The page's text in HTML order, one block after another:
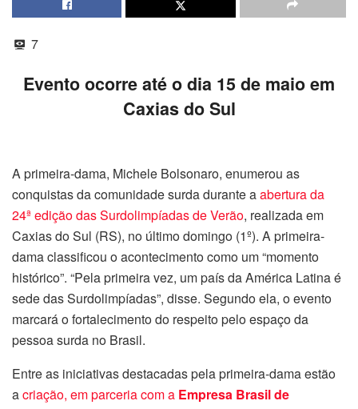
7
Evento ocorre até o dia 15 de maio em
Caxias do Sul
A primeira-dama, Michele Bolsonaro, enumerou as
conquistas da comunidade surda durante aabertura da
24ª edição das Surdolimpíadas de Verão, realizada em
Caxias do Sul (RS), no último domingo (1º). A primeira-
dama classificou o acontecimento como um “momento
histórico”. “Pela primeira vez, um país da América Latina é
sede das Surdolimpíadas”, disse. Segundo ela, o evento
marcará o fortalecimento do respeito pelo espaço da
pessoa surda no Brasil.
Entre as iniciativas destacadas pela primeira-dama estão
acriação, em parceria com a Empresa Brasil de